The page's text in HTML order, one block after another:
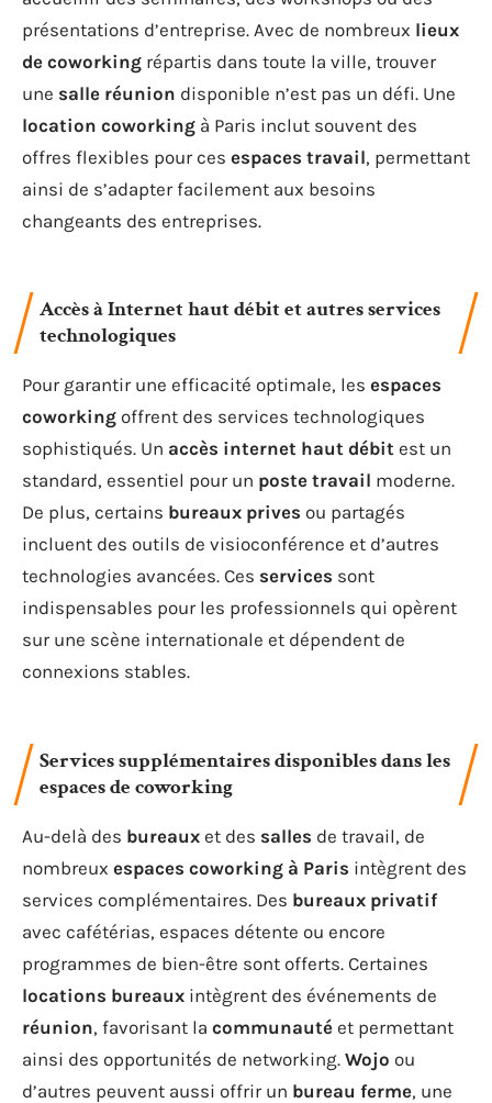
présentations d’entreprise. Avec de nombreux lieux
de coworking répartis dans toute la ville, trouver
une salle réunion disponible n’est pas un défi. Une
location coworking à Paris inclut souvent des
offres flexibles pour ces espaces travail, permettant
ainsi de s’adapter facilement aux besoins
changeants des entreprises.
Accès à Internet haut débit et autres services
technologiques
Pour garantir une efficacité optimale, les espaces
coworking offrent des services technologiques
sophistiqués. Un accès internet haut débit est un
standard, essentiel pour un poste travail moderne.
De plus, certains bureaux prives ou partagés
incluent des outils de visioconférence et d’autres
technologies avancées. Ces services sont
indispensables pour les professionnels qui opèrent
sur une scène internationale et dépendent de
connexions stables.
Services supplémentaires disponibles dans les
espaces de coworking
Au-delà des bureaux et des salles de travail, de
nombreux espaces coworking à Paris intègrent des
services complémentaires. Des bureaux privatif
avec cafétérias, espaces détente ou encore
programmes de bien-être sont offerts. Certaines
locations bureaux intègrent des événements de
réunion, favorisant la communauté et permettant
ainsi des opportunités de networking. Wojo ou
d’autres peuvent aussi offrir un bureau ferme, une